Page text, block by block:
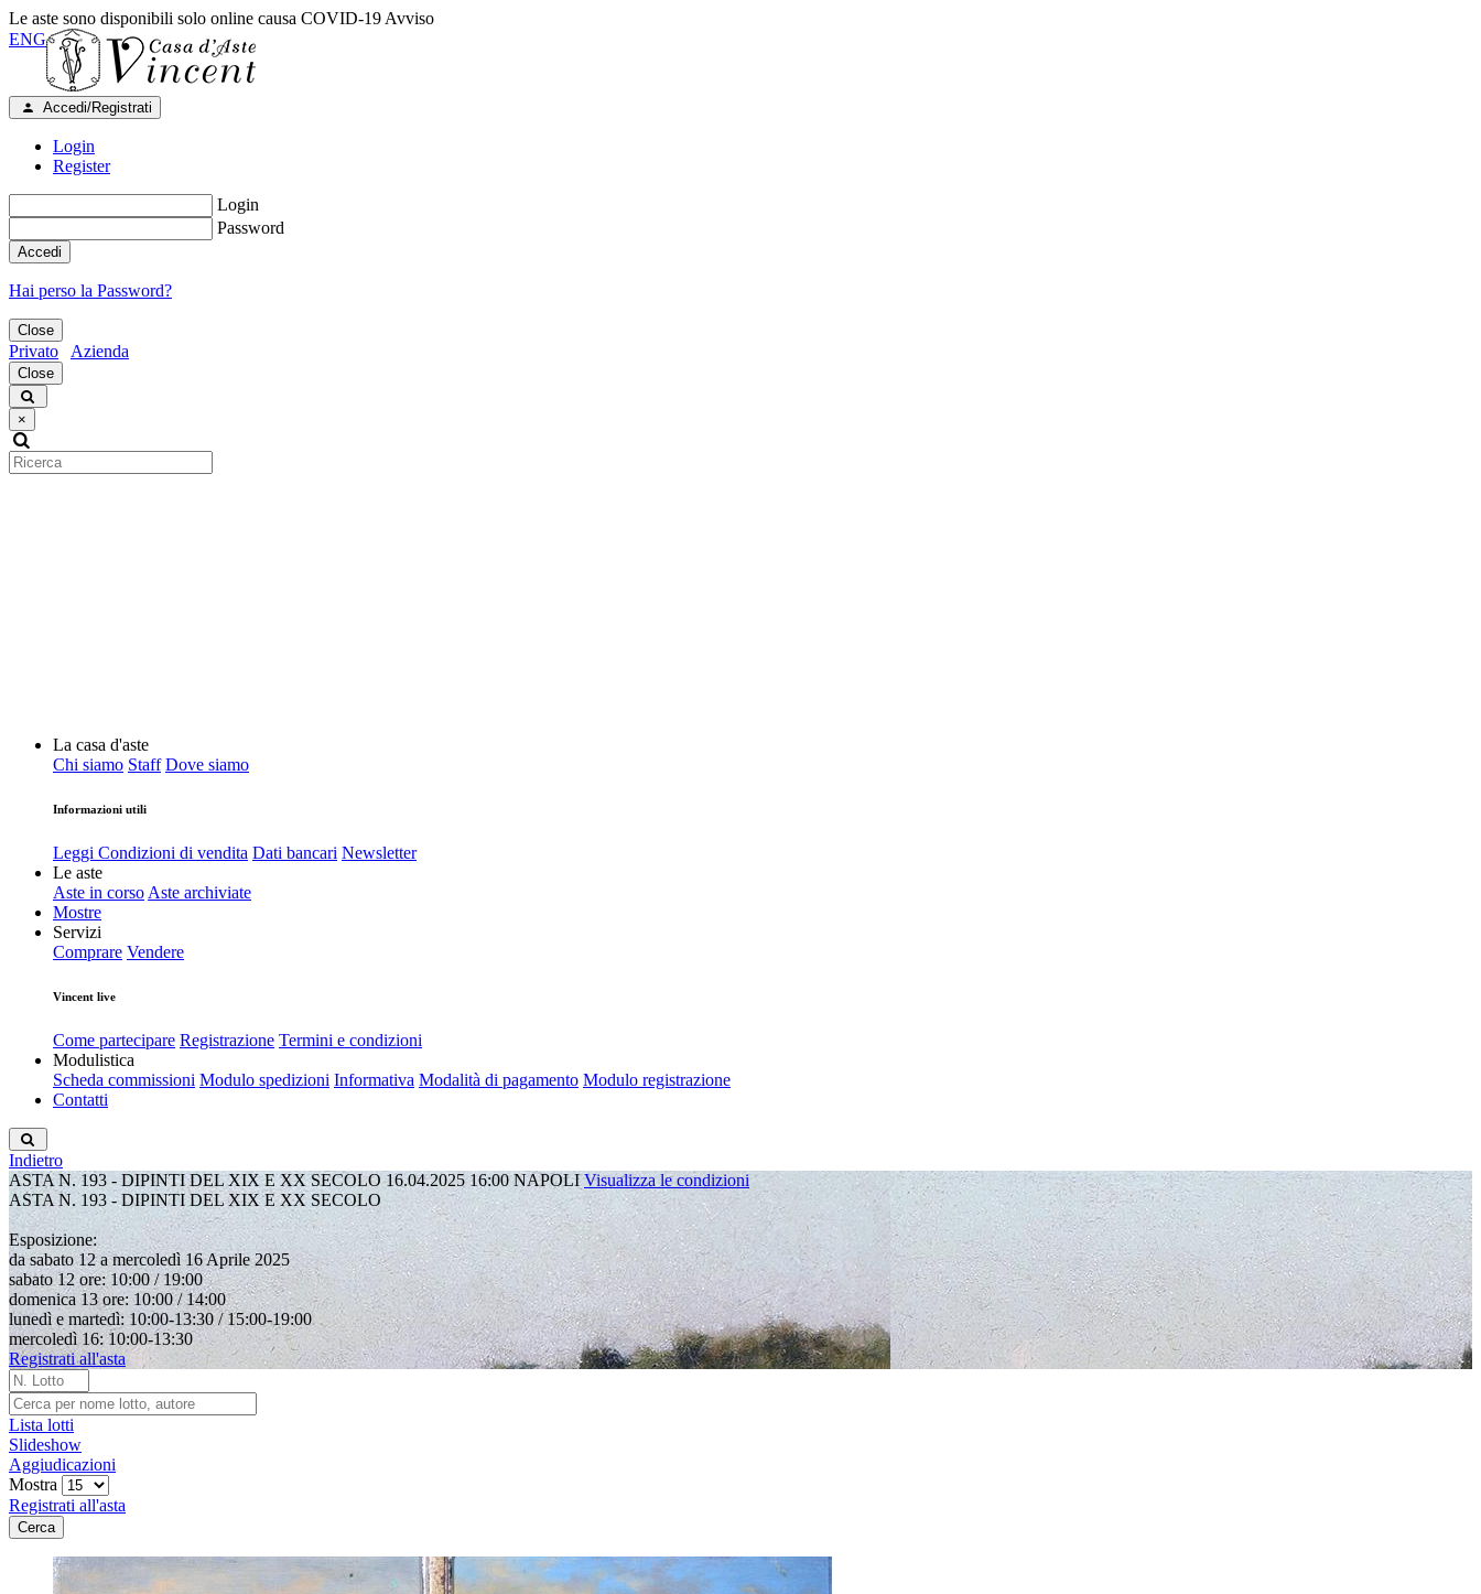
Le aste sono disponibili solo online causa COVID-19 Avviso
ENG
Accedi/Registrati
Login
Register
Login
Password
Accedi
Hai perso la Password?
Close
Privato Azienda
Close
×
La casa d'aste
Chi siamo Staff Dove siamo
Informazioni utili
Leggi Condizioni di vendita Dati bancari Newsletter
Le aste
Aste in corso Aste archiviate
Mostre
Servizi
Comprare Vendere
Vincent live
Come partecipare Registrazione Termini e condizioni
Modulistica
Scheda commissioni Modulo spedizioni Informativa Modalità di pagamento Modulo registrazione
Contatti
Indietro
ASTA N. 193 - DIPINTI DEL XIX E XX SECOLO 16.04.2025 16:00 NAPOLI Visualizza le condizioni
ASTA N. 193 - DIPINTI DEL XIX E XX SECOLO
Esposizione:
da sabato 12 a mercoledì 16 Aprile 2025
sabato 12 ore: 10:00 / 19:00
domenica 13 ore: 10:00 / 14:00
lunedì e martedì: 10:00-13:30 / 15:00-19:00
mercoledì 16: 10:00-13:30
Registrati all'asta
Lista lotti
Slideshow
Aggiudicazioni
Mostra
Registrati all'asta